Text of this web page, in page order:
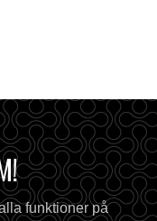
funktioner på